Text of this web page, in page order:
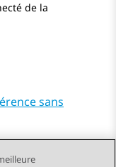
de la
sans